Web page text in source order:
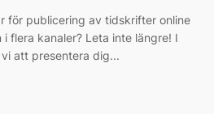
för publicering av tidskrifter online
flera kanaler? Leta inte längre! I
att presentera dig...